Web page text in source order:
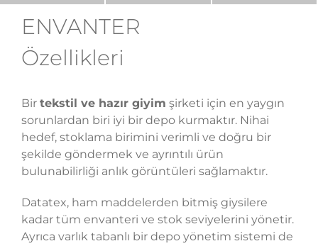
ENVANTER
Özellikleri
Bir tekstil ve hazır giyim şirketi için en yaygın
sorunlardan biri iyi bir depo kurmaktır. Nihai
hedef, stoklama birimini verimli ve doğru bir
şekilde göndermek ve ayrıntılı ürün
bulunabilirliği anlık görüntüleri sağlamaktır.
Datatex, ham maddelerden bitmiş giysilere
kadar tüm envanteri ve stok seviyelerini yönetir.
Ayrıca varlık tabanlı bir depo yönetim sistemi de